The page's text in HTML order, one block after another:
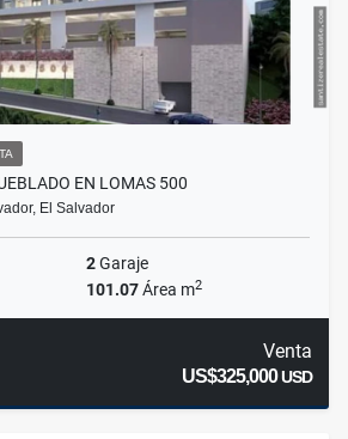
EN LOMAS 500
El Salvador
2Garaje
101.07Área m2
Venta
US$325,000USD